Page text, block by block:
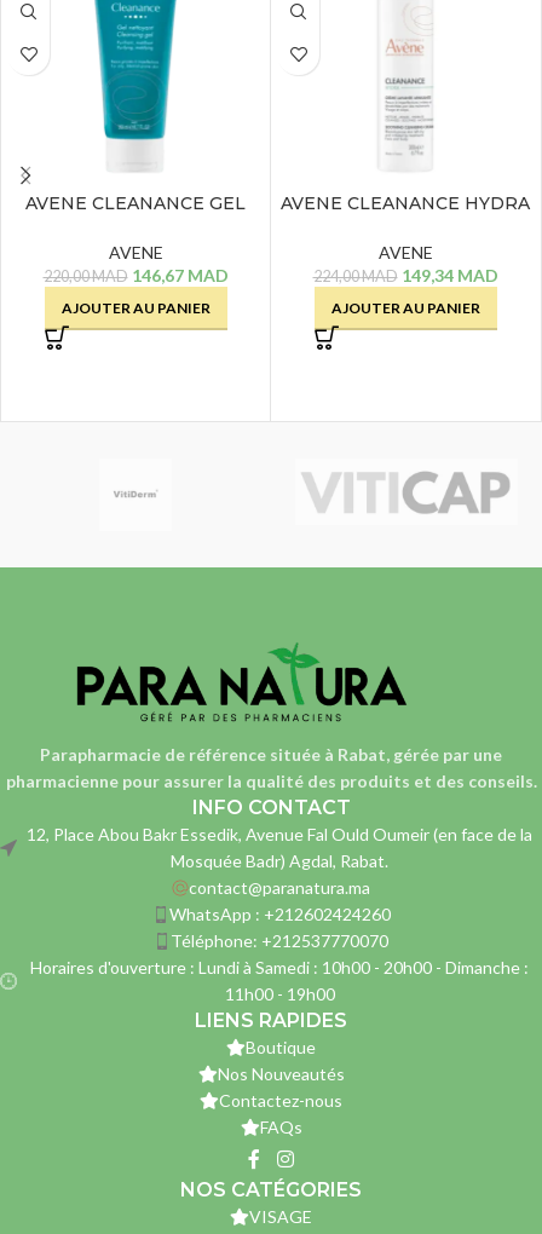
AVENE CLEANANCE GEL
AVENE
220,00MAD 146,67 MAD
AJOUTER AU PANIER
AVENE CLEANANCE HYDRA
AVENE
224,00MAD 149,34 MAD
AJOUTER AU PANIER
Parapharmacie de référence située à Rabat, gérée par une
pharmaciennepour assurer la qualité des produits et des conseils.
INFO CONTACT
12, Place Abou Bakr Essedik, Avenue Fal Ould Oumeir (en face de la
Mosquée Badr) Agdal, Rabat.
contact@paranatura.ma
WhatsApp : +212602424260
Téléphone: +212537770070
Horaires d'ouverture : Lundi à Samedi : 10h00 - 20h00 - Dimanche :
11h00 - 19h00
LIENS RAPIDES
Boutique
Nos Nouveautés
Contactez-nous
FAQs
NOS CATÉGORIES
VISAGE